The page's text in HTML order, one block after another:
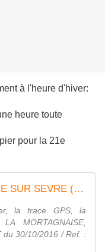
à l'heure d'hiver:
heure toute
pour la 21e
LA MORTAGNAISE, MORTAGNE SUR SEVRE (Sortie VTT du 30/10/2016 / Ref. : 43701)
la trace GPS, la
MORTAGNAISE,
du 30/10/2016 / Ref. :